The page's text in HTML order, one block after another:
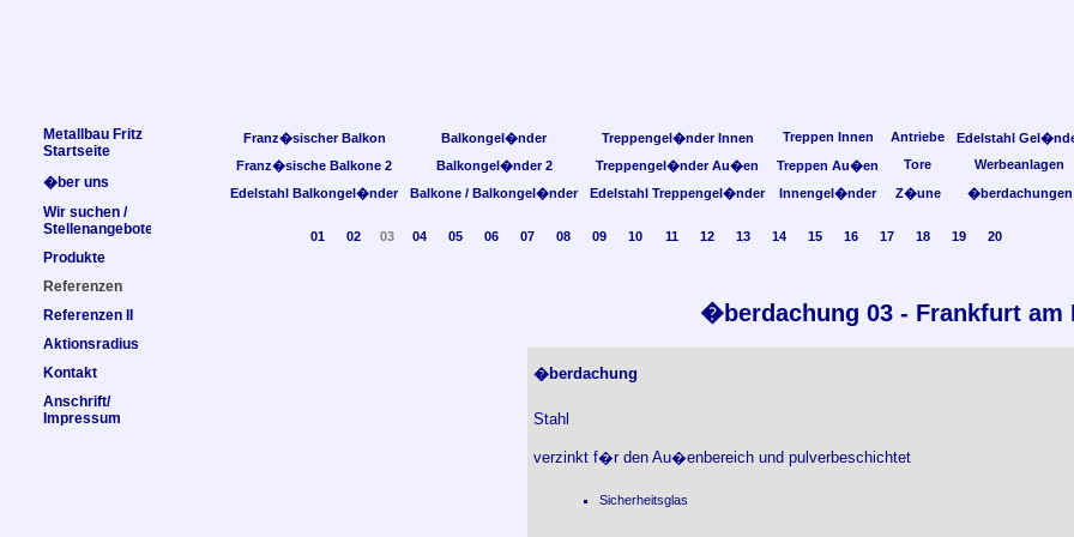
�berdachung 03 - Frankfurt am
�berdachung
Stahl
verzinkt f�r den Au�enbereich und pulverbeschichtet
Sicherheitsglas
Franz�sischer Balkon Balkongel�nder Treppengel�nder Innen Treppen Innen Antriebe
Edelstahl
Franz�sische Balkone 2
Balkongel�nder 2 Treppengel�nder Au�en Treppen Au�en Tore
Werbeanlagen
Edelstahl Balkongel�nder
Balkone / Balkongel�nder Edelstahl Treppengel�nder Innengel�nder Z�une �berdachungen
01 02 03 04 05 06 07 08 09 10 11 12 13 14 15 16 17 18 19 20
Metallbau Fritz
Startseite
�ber uns
Wir suchen /
Stellenangebote
Produkte
Referenzen
Referenzen II
Aktionsradius
Kontakt
Anschrift/
Impressum